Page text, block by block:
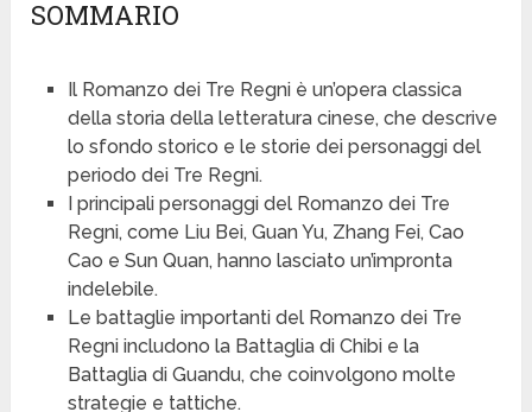
SOMMARIO
Il Romanzo dei Tre Regni è un’opera classica
della storia della letteratura cinese, che descrive
lo sfondo storico e le storie dei personaggi del
periodo dei Tre Regni.
I principali personaggi del Romanzo dei Tre
Regni, come Liu Bei, Guan Yu, Zhang Fei, Cao
Cao e Sun Quan, hanno lasciato un’impronta
indelebile.
Le battaglie importanti del Romanzo dei Tre
Regni includono la Battaglia di Chibi e la
Battaglia di Guandu, che coinvolgono molte
strategie e tattiche.